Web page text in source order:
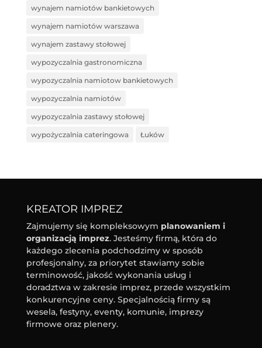
wynajem namiotów bankietowych
wynajem namiotów warszawa
wynajem zastawy stołowej
wypozyczalnia gastronomiczna
wypozyczalnia namiotow bankietowych
wypozyczalnia namiotów
wypozyczalnia zastawy stołowej
wypożyczalnia cateringowa Łuków
KREATOR IMPREZ
Zajmujemy się kompleksowym planowaniem i
organizacją imprez. Jesteśmy firmą, która do
każdego zlecenia podchodzimy w sposób
profesjonalny, za priorytet stawiamy sobie
terminowość, jakość wykonania usług i
doradztwa w zakresie imprez, przede wszystkim
konkurencyjne ceny. Specjalnością firmy są
wesela, festyny, eventy, komunie, imprezy
firmowe oraz plenery.